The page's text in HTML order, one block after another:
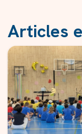
Articles